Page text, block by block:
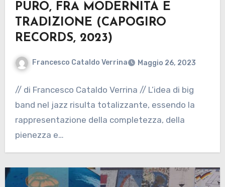
PURO, FRA MODERNITÀ E
TRADIZIONE (CAPOGIRO
RECORDS, 2023)
Francesco Cataldo Verrina Maggio 26, 2023
// di Francesco Cataldo Verrina // L’idea di big
band nel jazz risulta totalizzante, essendo la
rappresentazione della completezza, della
pienezza e…